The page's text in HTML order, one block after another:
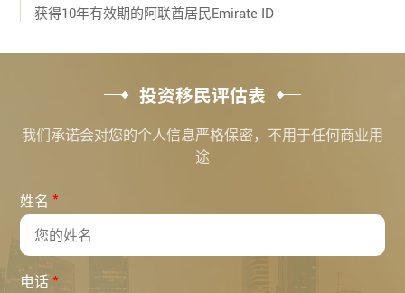
获得10年有效期的阿联酋居民Emirate ID
投资移民评估表
我们承诺会对您的个人信息严格保密，不用于任何商业用
途
姓名 *
电话 *